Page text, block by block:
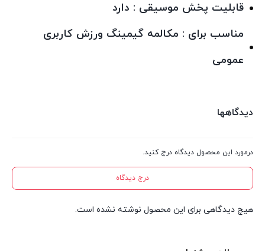
قابلیت پخش موسیقی : دارد
مناسب برای : مکالمه گیمینگ ورزش کاربری
عمومی
دیدگاهها
درمورد این محصول دیدگاه درج کنید.
درج دیدگاه
هیچ دیدگاهی برای این محصول نوشته نشده است.